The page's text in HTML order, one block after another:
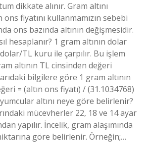
dikkate alınır. Gram altını
fiyatını kullanmamızın sebebi
ons bazında altının değişmesidir.
hesaplanır? 1 gram altının dolar
TL kuru ile çarpılır. Bu işlem
altının TL cinsinden değeri
bilgilere göre 1 gram altının
= (altın ons fiyatı) / (31.1034768)
altını neye göre belirlenir?
mücevherler 22, 18 ve 14 ayar
yapılır. İncelik, gram alaşımında
göre belirlenir. Örneğin;…